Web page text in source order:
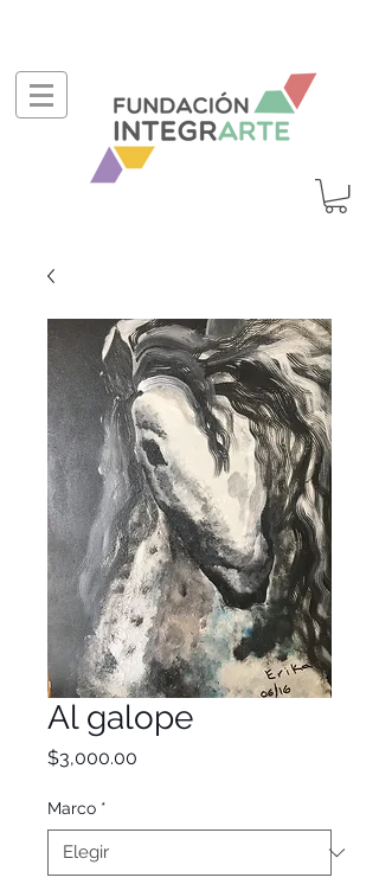
Al galope
$3,000.00
Marco *